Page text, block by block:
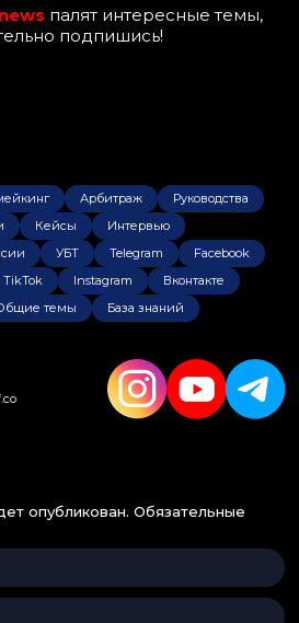
палят интересные темы,
подпишись!
Арбитраж
Руководства
Кейсы
Интервью
УБТ Telegram
Facebook
TikTok Instagram
Вконтакте
темы База знаний
опубликован. Обязательные